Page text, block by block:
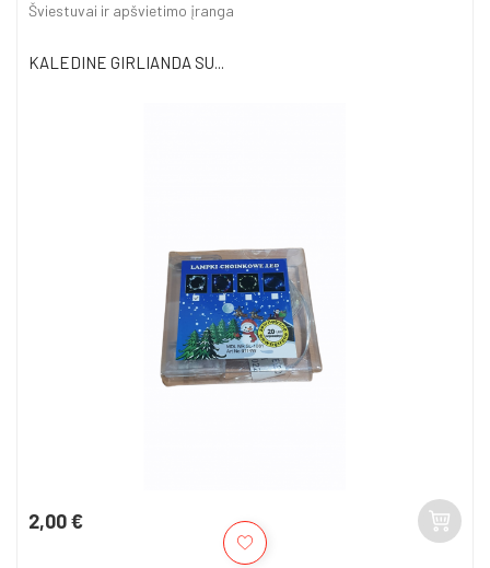
Šviestuvai ir apšvietimo įranga
KALEDINE GIRLIANDA SU...
Kaina
2,00 €